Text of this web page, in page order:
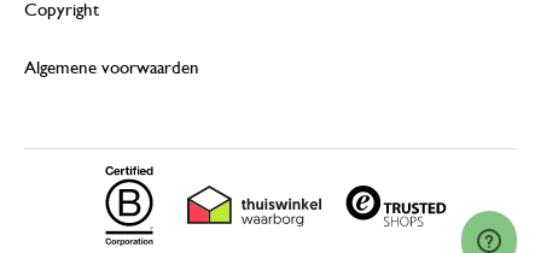
Copyright
Algemene voorwaarden